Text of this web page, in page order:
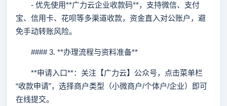
- 优先使用**广力云企业收款码**，支持微信、支付
宝、信用卡、花呗等多渠道收款，资金直入对公账户，避
免手动转账风险。
#### 3. **办理流程与资料准备**
**申请入口**：关注【广力云】公众号，点击菜单栏
“收款申请”，选择商户类型（小微商户/个体户/企业）即可
在线提交。